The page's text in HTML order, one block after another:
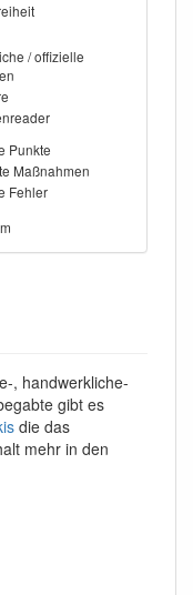
/ offizielle
Punkte
Maßnahmen
Fehler
, handwerkliche-
gibt es
die das
mehr in den